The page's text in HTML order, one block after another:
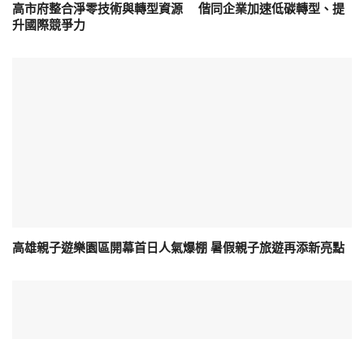
高市府整合淨零技術與轉型資源 偕同企業加速低碳轉型、提
升國際競爭力
高雄親子遊樂園區開幕首日人氣爆棚 暑假親子旅遊再添新亮點